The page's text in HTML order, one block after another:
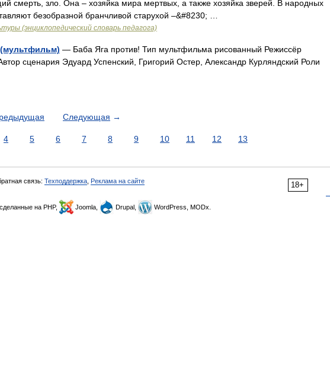
смерть, зло. Она – хозяйка мира мертвых, а также хозяйка зверей. В народных
безобразной бранчливой старухой –&#8230; …
(энциклопедический словарь педагога)
— Баба Яга против! Тип мультфильма рисованный Режиссёр
сценария Эдуард Успенский, Григорий Остер, Александр Курляндский Роли
Следующая →
4 5 6 7 8 9 10 11 12 13
18+
связь: Техподдержка Реклама на сайте
, сделанные на PHP, Joomla, Drupal, WordPress, MODx.